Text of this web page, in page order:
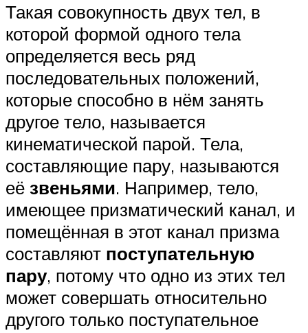
Такая совокупность двух тел, в
которой формой одного тела
определяется весь ряд
последовательных положений,
которые способно в нём занять
другое тело, называется
кинематической парой. Тела,
составляющие пару, называются
её звеньями. Например, тело,
имеющее призматический канал, и
помещённая в этот канал призма
составляют поступательную
пару, потому что одно из этих тел
может совершать относительно
другого только поступательное